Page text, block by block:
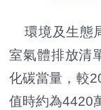
環境及生態
室氣體排放清
化碳當量，較
值時約為4420